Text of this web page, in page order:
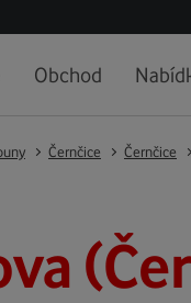
Obchod
Černčice Černčice